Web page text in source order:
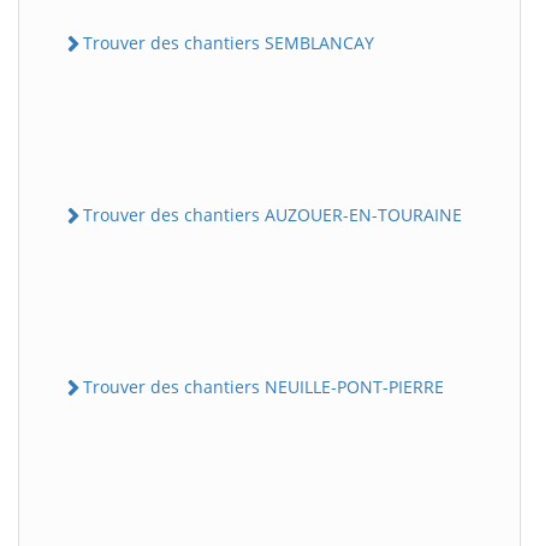
Trouver des chantiers SEMBLANCAY
Trouver des chantiers AUZOUER-EN-TOURAINE
Trouver des chantiers NEUILLE-PONT-PIERRE